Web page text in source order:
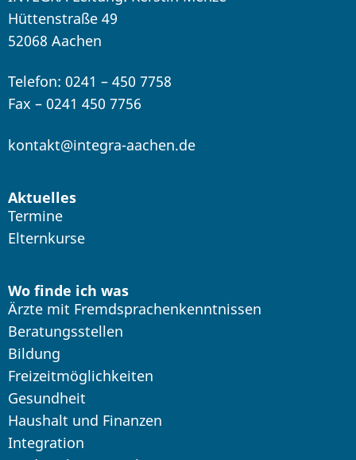
Hüttenstraße 49
52068 Aachen
Telefon: 0241 – 450 7758
Fax – 0241 450 7756
kontakt@integra-aachen.de
Aktuelles
Termine
Elternkurse
Wo finde ich was
Ärzte mit Fremdsprachenkenntnissen
Beratungsstellen
Bildung
Freizeitmöglichkeiten
Gesundheit
Haushalt und Finanzen
Integration